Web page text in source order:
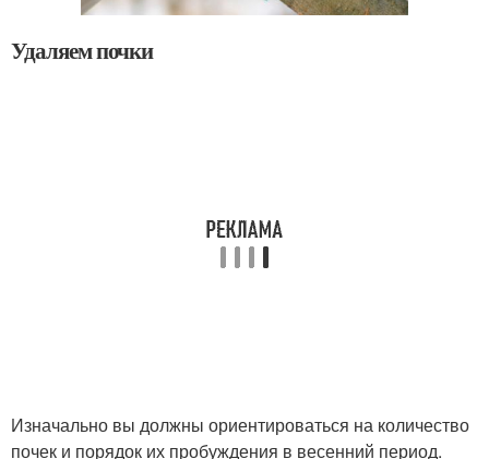
Удаляем почки
Изначально вы должны ориентироваться на количество
почек и порядок их пробуждения в весенний период.